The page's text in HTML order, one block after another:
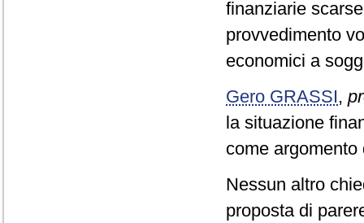
finanziarie
provvedimento
economici a
Gero GRASSI,
la situazione
come argomento
Nessun altro
proposta di